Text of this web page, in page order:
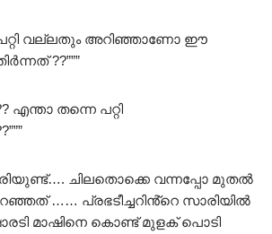
പറ്റി വല്ലതും അറിഞ്ഞാണോ ഈ
??”””
എന്താ തന്നെ പറ്റി
ചിലതൊക്കെ വന്നപ്പോ മുതൽ
…… പ്രഭടീച്ചറിൻ്റെ സാരിയിൽ
മാഷിനെ കൊണ്ട് മുളക് പൊടി